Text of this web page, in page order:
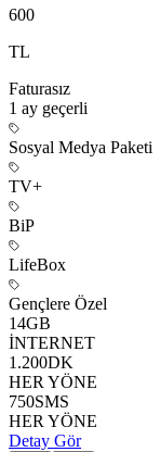
600
TL
Faturasız
1 ay geçerli
Sosyal Medya Paketi
TV+
BiP
LifeBox
Gençlere Özel
14GB
İNTERNET
1.200DK
HER YÖNE
750SMS
HER YÖNE
Detay Gör